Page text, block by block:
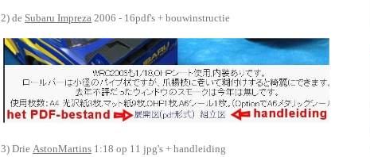
2) de Subaru Impreza 2006 - 16pdf's + bouwinstructie
3)DrieAstonMartins 1:18 op 11 jpg's + handleiding